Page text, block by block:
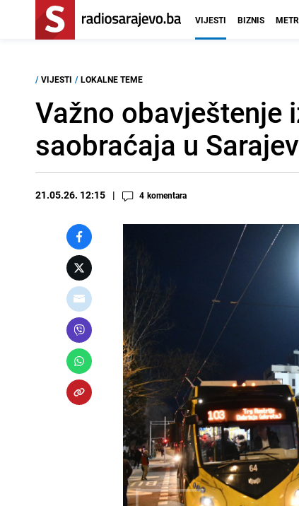
VIJESTI BIZNIS
/ VIJESTI / LOKALNE TEME
Važno obavještenje
saobraćaja u
21.05.26. 12:15 4 komentara